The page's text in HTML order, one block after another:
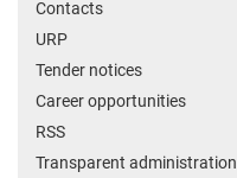
Contacts
URP
Tender notices
Career opportunities
RSS
Transparent administration